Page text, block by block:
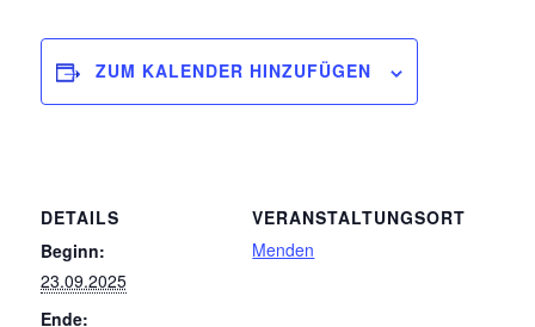
ZUM KALENDER HINZUFÜGEN
DETAILS
Beginn:
23.09.2025
Ende:
VERANSTALTUNGSORT
Menden